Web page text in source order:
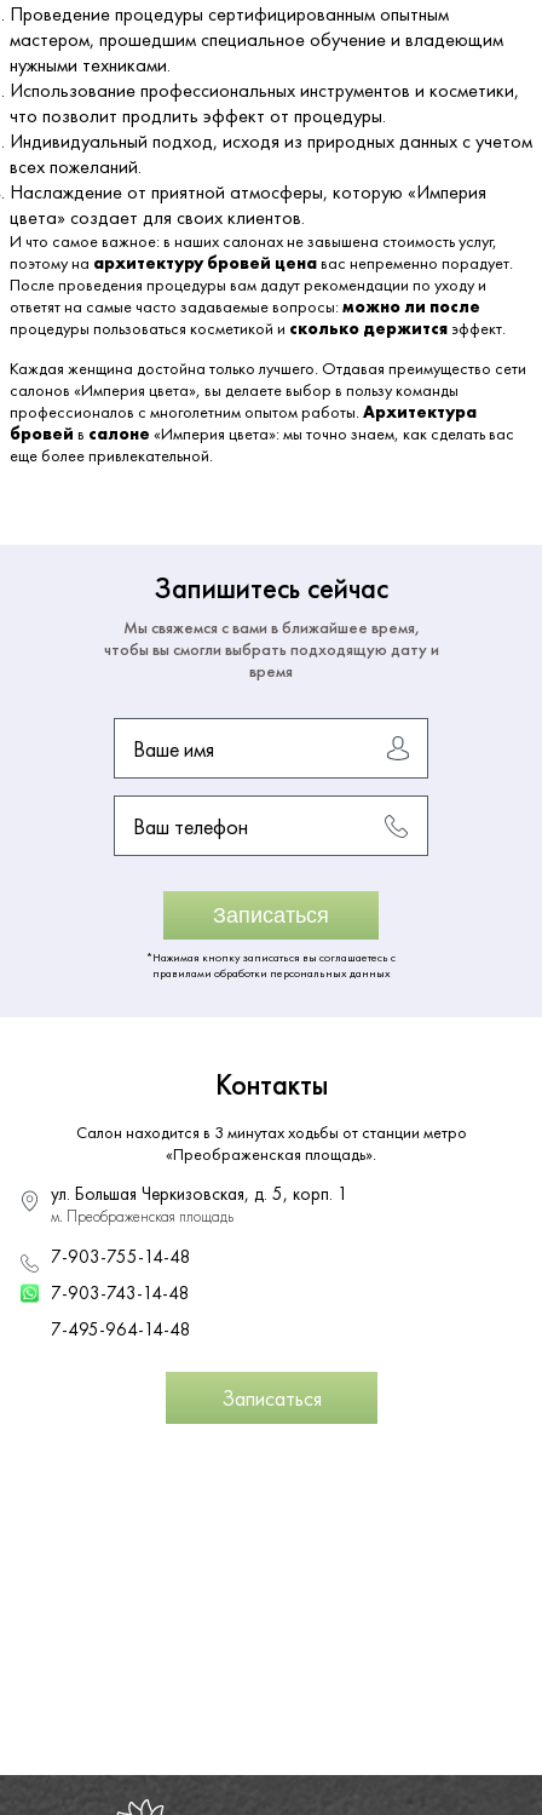
Проведение процедуры сертифицированным опытным
мастером, прошедшим специальное обучение и владеющим
нужными техниками.
Использование профессиональных инструментов и косметики,
что позволит продлить эффект от процедуры.
Индивидуальный подход, исходя из природных данных с учетом
всех пожеланий.
Наслаждение от приятной атмосферы, которую «Империя
цвета» создает для своих клиентов.
И что самое важное: в наших салонах не завышена стоимость услуг,
поэтому на архитектуру бровей ценавас непременно порадует.
После проведения процедуры вам дадут рекомендации по уходу и
ответят на самые часто задаваемые вопросы:можно ли после
процедуры пользоваться косметикой и сколько держится эффект.
Каждая женщина достойна только лучшего. Отдавая преимущество сети
салонов «Империя цвета», вы делаете выбор в пользу команды
профессионалов с многолетним опытом работы.Архитектура
бровей в салоне «Империя цвета»: мы точно знаем, как сделать вас
еще более привлекательной.
Запишитесь сейчас
Мы свяжемся с вами в ближайшее время,
чтобы вы смогли выбрать подходящую дату и
время
Ваше имя
Ваш телефон
Записаться
*Нажимая кнопку записаться вы соглашаетесь с
правилами обработки персональных данных
Контакты
Салон находится в 3 минутах ходьбы от станции метро
«Преображенская площадь».
ул. Большая Черкизовская, д. 5, корп. 1
м. Преображенская площадь
7-903-755-14-48
7-903-743-14-48
7-495-964-14-48
Записаться